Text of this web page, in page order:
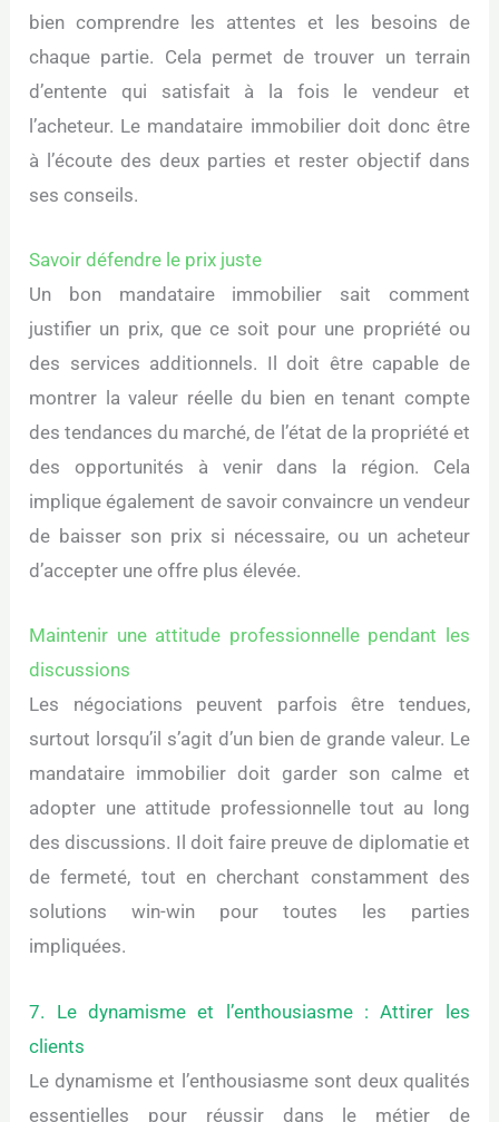
bien comprendre les attentes et les besoins de
chaque partie. Cela permet de trouver un terrain
d’entente qui satisfait à la fois le vendeur et
l’acheteur. Le mandataire immobilier doit donc être
à l’écoute des deux parties et rester objectif dans
ses conseils.
Savoir défendre le prix juste
Un bon mandataire immobilier sait comment
justifier un prix, que ce soit pour une propriété ou
des services additionnels. Il doit être capable de
montrer la valeur réelle du bien en tenant compte
des tendances du marché, de l’état de la propriété et
des opportunités à venir dans la région. Cela
implique également de savoir convaincre un vendeur
de baisser son prix si nécessaire, ou un acheteur
d’accepter une offre plus élevée.
Maintenir une attitude professionnelle pendant les
discussions
Les négociations peuvent parfois être tendues,
surtout lorsqu’il s’agit d’un bien de grande valeur. Le
mandataire immobilier doit garder son calme et
adopter une attitude professionnelle tout au long
des discussions. Il doit faire preuve de diplomatie et
de fermeté, tout en cherchant constamment des
solutions win-win pour toutes les parties
impliquées.
7. Le dynamisme et l’enthousiasme : Attirer les
clients
Le dynamisme et l’enthousiasme sont deux qualités
essentielles pour réussir dans le métier de